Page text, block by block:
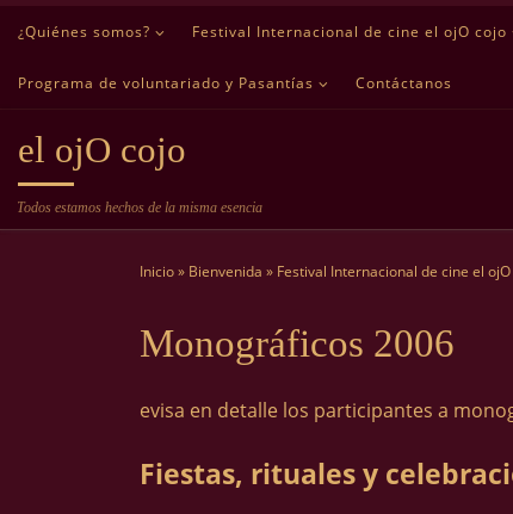
Saltar al contenido
¿Quiénes somos? Festival Internacional de cine el ojO cojo
Programa de voluntariado y Pasantías Contáctanos
el ojO cojo
Todos estamos hechos de la misma esencia
Inicio» Bienvenida » Festival Internacional de cine el
Monográficos 2006
evisa en detalle los participantes a
Fiestas, rituales y